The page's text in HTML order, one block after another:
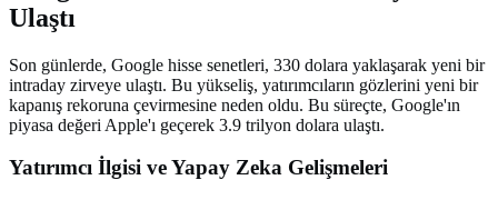
Ulaştı
Son günlerde, Google hisse senetleri, 330 dolara yaklaşarak yeni bir
intraday zirveye ulaştı. Bu yükseliş, yatırımcıların gözlerini yeni bir
kapanış rekoruna çevirmesine neden oldu. Bu süreçte, Google'ın
piyasa değeri Apple'ı geçerek 3.9 trilyon dolara ulaştı.
Yatırımcı İlgisi ve Yapay Zeka Gelişmeleri